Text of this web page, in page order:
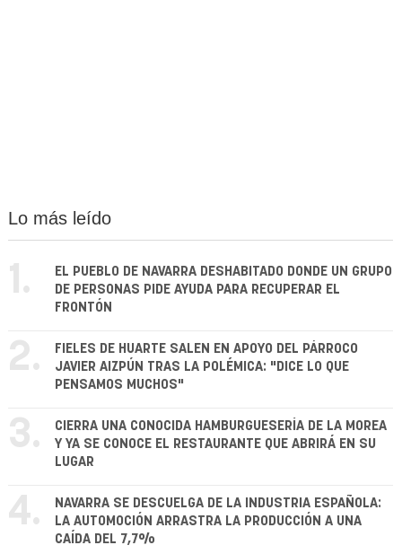
Lo más leído
1.
EL PUEBLO DE NAVARRA DESHABITADO DONDE UN GRUPO
DE PERSONAS PIDE AYUDA PARA RECUPERAR EL
FRONTÓN
2.
FIELES DE HUARTE SALEN EN APOYO DEL PÁRROCO
JAVIER AIZPÚN TRAS LA POLÉMICA: "DICE LO QUE
PENSAMOS MUCHOS"
3.
CIERRA UNA CONOCIDA HAMBURGUESERÍA DE LA MOREA
Y YA SE CONOCE EL RESTAURANTE QUE ABRIRÁ EN SU
LUGAR
4.
NAVARRA SE DESCUELGA DE LA INDUSTRIA ESPAÑOLA:
LA AUTOMOCIÓN ARRASTRA LA PRODUCCIÓN A UNA
CAÍDA DEL 7,7%